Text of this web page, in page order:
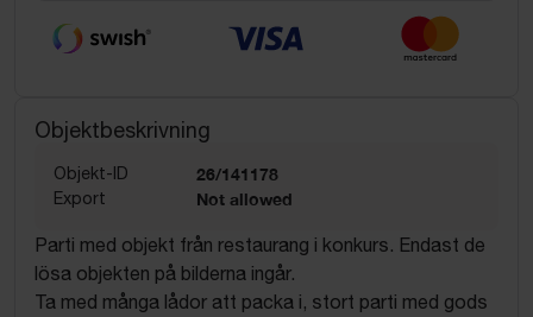
Objektbeskrivning
Objekt-ID 26/141178
Export Not allowed
Parti med objekt från restaurang i konkurs. Endast de
lösa objekten på bilderna ingår.
Ta med många lådor att packa i, stort parti med gods